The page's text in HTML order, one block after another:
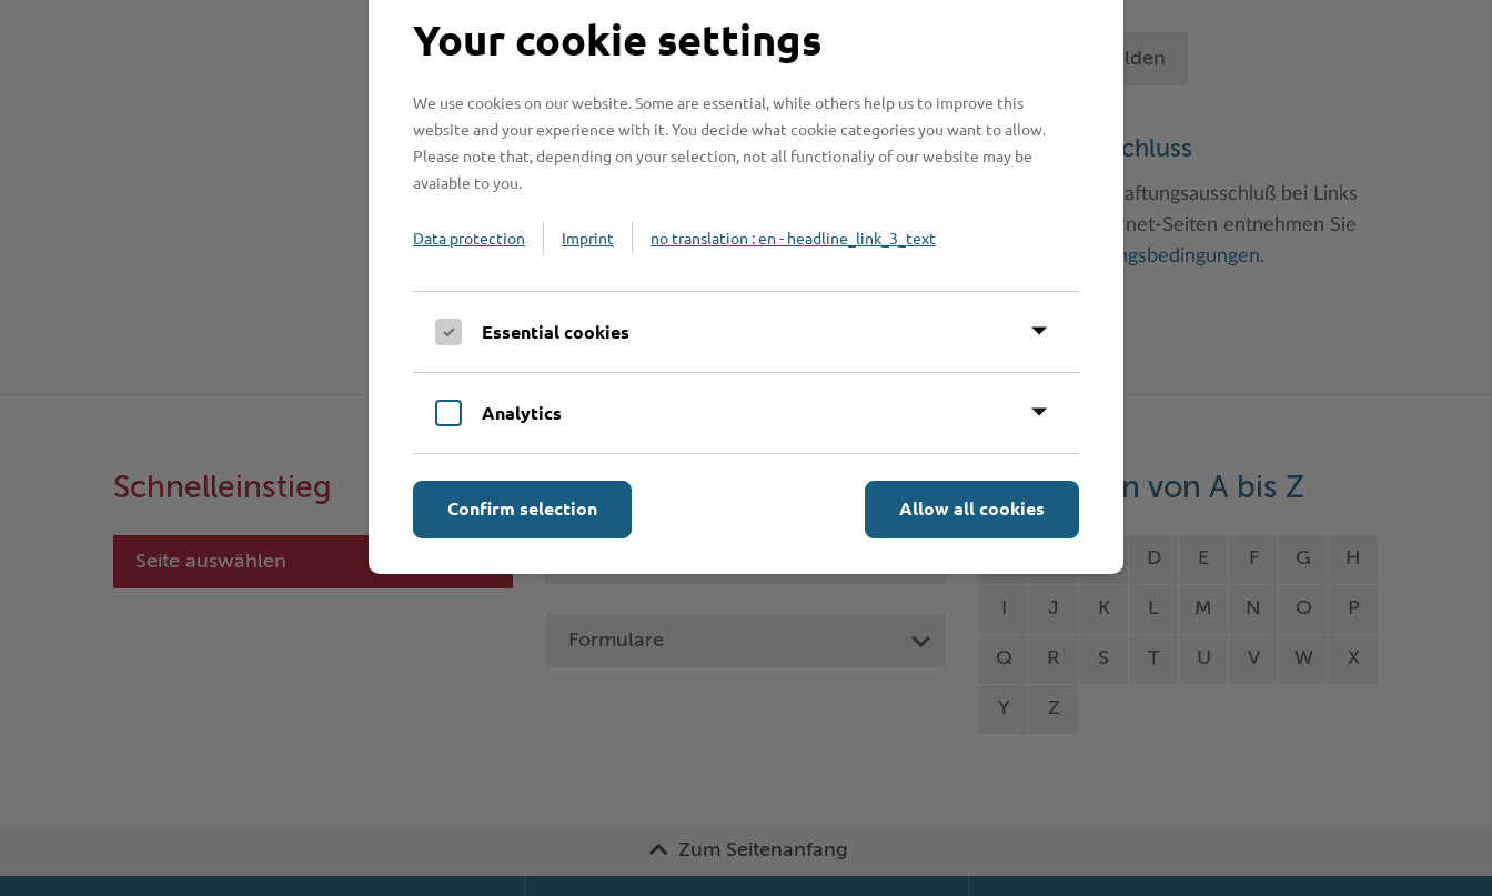
Betrieb anmelden
Haftungsauschluss
Hinweise zum Haftungsausschluß bei Links
zu anderen Internet-Seiten entnehmen Sie
Nutzungsbedingungen.
Schnelleinstieg
Seite auswählen
Online-Services
Formulare
Leistungen von A bis Z
D E F G H
J K L M N O P
Q R S T U V W X
Y Z
Zum Seitenanfang
Your cookie settings
We use cookies on our website. Some are essential, while others help us to improve this
website and your experience with it. You decide what cookie categories you want to allow.
Please note that, depending on your selection, not all functionaliy of our website may be
avaiable to you.
Data protection Imprint no translation : en - headline_link_3_text
Essential cookies
Analytics
Allow all cookies
Confirm selection